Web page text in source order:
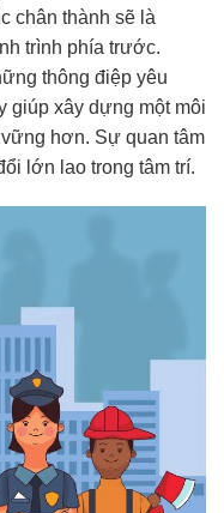
chân thành sẽ là
trình phía trước.
thông điệp yêu
giúp xây dựng một môi
hơn. Sự quan tâm
lớn lao trong tâm trí.